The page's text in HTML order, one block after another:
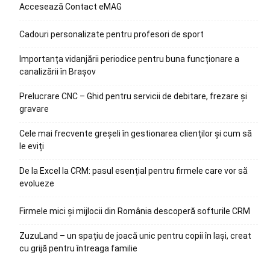
Accesează Contact eMAG
Cadouri personalizate pentru profesori de sport
Importanța vidanjării periodice pentru buna funcționare a
canalizării în Brașov
Prelucrare CNC – Ghid pentru servicii de debitare, frezare și
gravare
Cele mai frecvente greșeli în gestionarea clienților și cum să
le eviți
De la Excel la CRM: pasul esențial pentru firmele care vor să
evolueze
Firmele mici și mijlocii din România descoperă softurile CRM
ZuzuLand – un spațiu de joacă unic pentru copii în Iași, creat
cu grijă pentru întreaga familie